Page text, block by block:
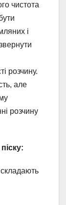
чистота
і
розчину.
але
розчину
складають